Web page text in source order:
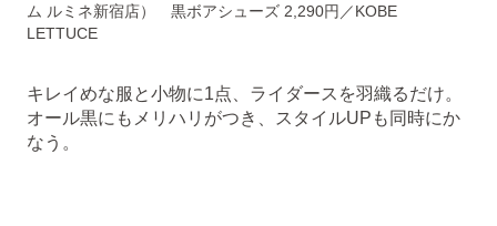
ム ルミネ新宿店） 黒ボアシューズ 2,290円／KOBE
LETTUCE
キレイめな服と小物に1点、ライダースを羽織るだけ。
オール黒にもメリハリがつき、スタイルUPも同時にか
なう。